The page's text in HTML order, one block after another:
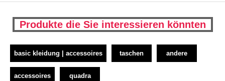
Produkte die Sie interessieren könnten
basic kleidung | accessoires taschen andere
accessoires quadra